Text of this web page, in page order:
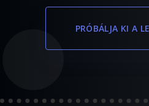
PRÓBÁLJA KI A